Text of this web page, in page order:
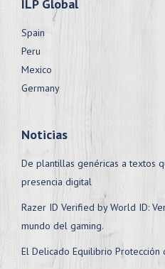
ILP Global
Spain
Peru
Mexico
Germany
Noticias
De plantillas genéricas a textos
presencia digital
Razer ID Verified by World ID:
mundo del gaming.
El Delicado Equilibrio Protección